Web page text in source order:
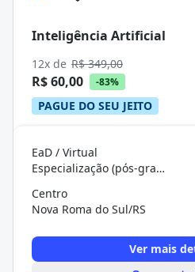
Inteligência Artificial
12x de R$ 349,00
R$ 60,00 -83%
PAGUE DO SEU JEITO
EaD / Virtual
Especialização (pós-graduação)
Centro
Nova Roma do Sul/RS
Ver mais